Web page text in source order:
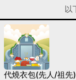
以
代燒衣包(先人/祖先)